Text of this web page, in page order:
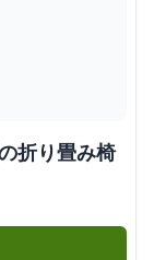
折り畳み椅